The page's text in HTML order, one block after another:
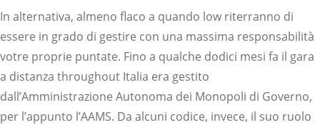
In alternativa, almeno flaco a quando low riterranno di
essere in grado di gestire con una massima responsabilità
votre proprie puntate. Fino a qualche dodici mesi fa il gara
a distanza throughout Italia era gestito
dall’Amministrazione Autonoma dei Monopoli di Governo,
per l’appunto l’AAMS. Da alcuni codice, invece, il suo ruolo